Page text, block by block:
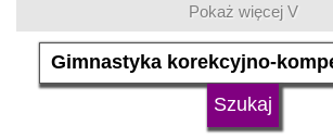
język
Pokaż więcej V